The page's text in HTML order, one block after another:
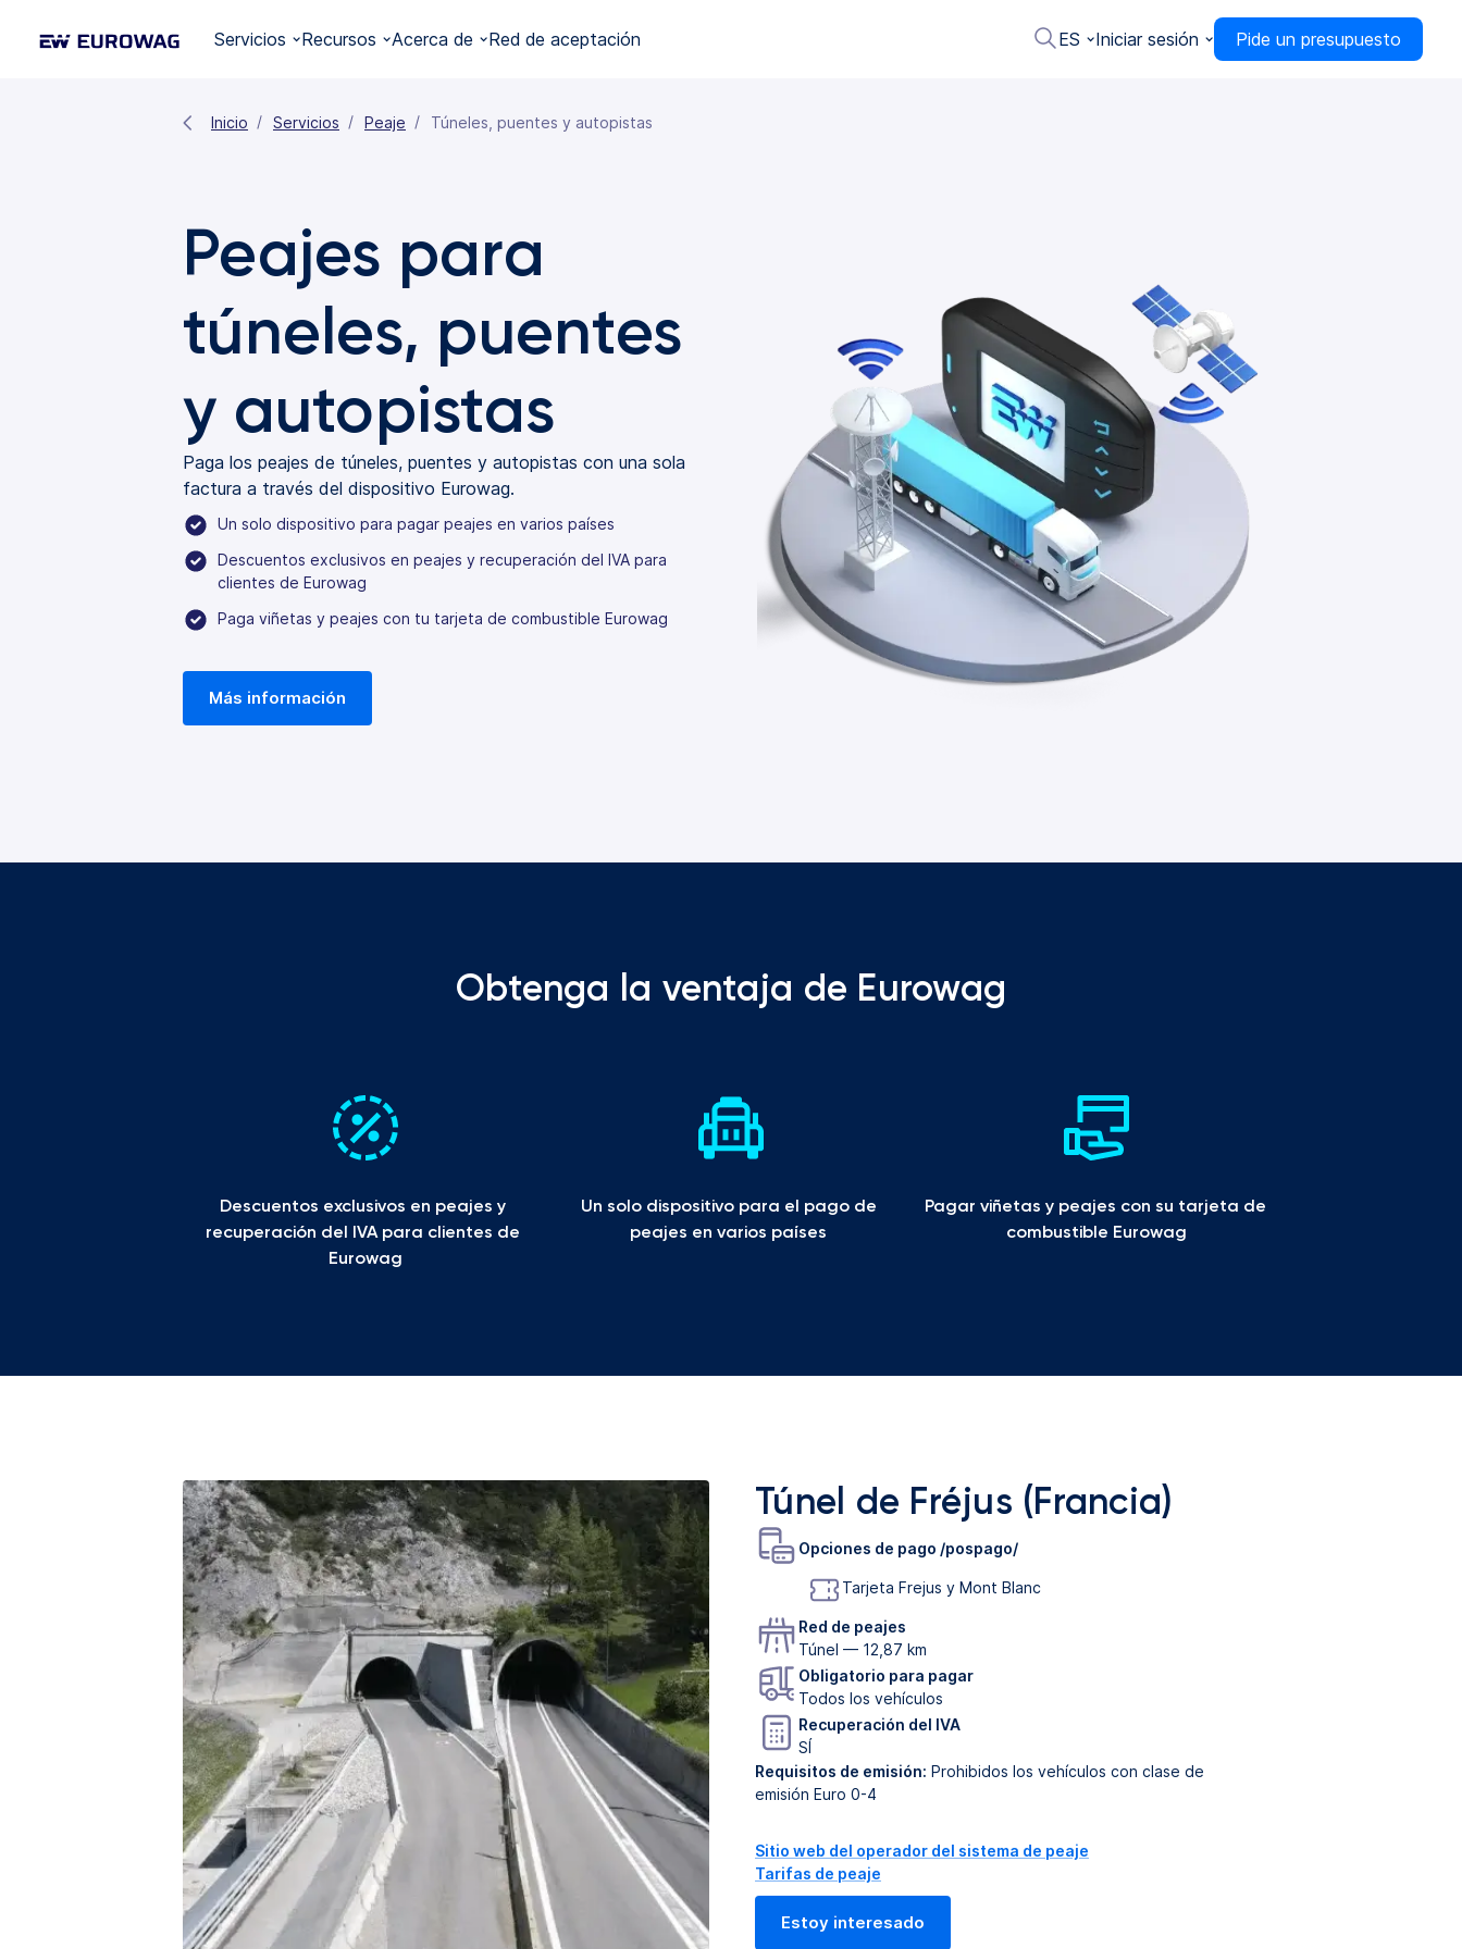
Servicios Recursos Acerca de Red de aceptación ES Iniciar sesión Pide un presupuesto
Inicio Servicios Peaje Túneles, puentes y autopistas
Peajes para
túneles, puentes
y autopistas
Paga los peajes de túneles, puentes y autopistas con una sola
factura a través del dispositivo Eurowag.
Un solo dispositivo para pagar peajes en varios países
Descuentos exclusivos en peajes y recuperación del IVA para
clientes de Eurowag
Paga viñetas y peajes con tu tarjeta de combustible Eurowag
Más información
Obtenga la ventaja de Eurowag
Descuentos exclusivos en peajes y
recuperación del IVA para clientes de
Eurowag
Un solo dispositivo para el pago de
peajes en varios países
Pagar viñetas y peajes con su tarjeta de
combustible Eurowag
Túnel de Fréjus (Francia)
Opciones de pago /pospago/
Tarjeta Frejus y Mont Blanc
Red de peajes
Túnel — 12,87 km
Obligatorio para pagar
Todos los vehículos
Recuperación del IVA
SÍ
Requisitos de emisión: Prohibidos los vehículos con clase de
emisión Euro 0-4
Sitio web del operador del sistema de peaje
Tarifas de peaje
Estoy interesado